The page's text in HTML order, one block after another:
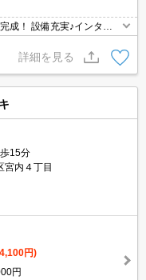
成！ 設備充実♪インター
詳細を見る
15分
宮内４丁目
円)
円